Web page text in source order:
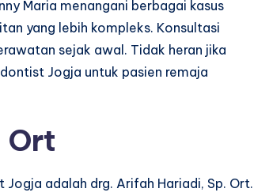
Maria menangani berbagai kasus
yang lebih kompleks. Konsultasi
sejak awal. Tidak heran jika
Jogja untuk pasien remaja
Ort
adalah drg. Arifah Hariadi, Sp. Ort.